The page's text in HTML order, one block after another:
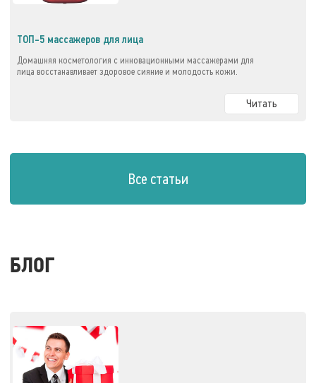
ТОП-5 массажеров для лица
Домашняя косметология с инновационными массажерами для
лица восстанавливает здоровое сияние и молодость кожи.
Читать
Все статьи
БЛОГ